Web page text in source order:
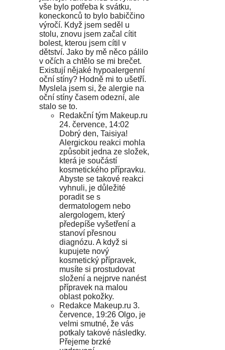
vše bylo potřeba k svátku,
koneckonců to bylo babiččino
výročí. Když jsem seděl u
stolu, znovu jsem začal cítit
bolest, kterou jsem cítil v
dětství. Jako by mě něco pálilo
v očích a chtělo se mi brečet.
Existují nějaké hypoalergenní
oční stíny? Hodně mi to ušetří.
Myslela jsem si, že alergie na
oční stíny časem odezní, ale
stalo se to.
Redakční tým Makeup.ru
24. července, 14:02
Dobrý den, Taisiya!
Alergickou reakci mohla
způsobit jedna ze složek,
která je součástí
kosmetického přípravku.
Abyste se takové reakci
vyhnuli, je důležité
poradit se s
dermatologem nebo
alergologem, který
předepíše vyšetření a
stanoví přesnou
diagnózu. A když si
kupujete nový
kosmetický přípravek,
musíte si prostudovat
složení a nejprve nanést
přípravek na malou
oblast pokožky.
Redakce Makeup.ru 3.
července, 19:26 Olgo, je
velmi smutné, že vás
potkaly takové následky.
Přejeme brzké